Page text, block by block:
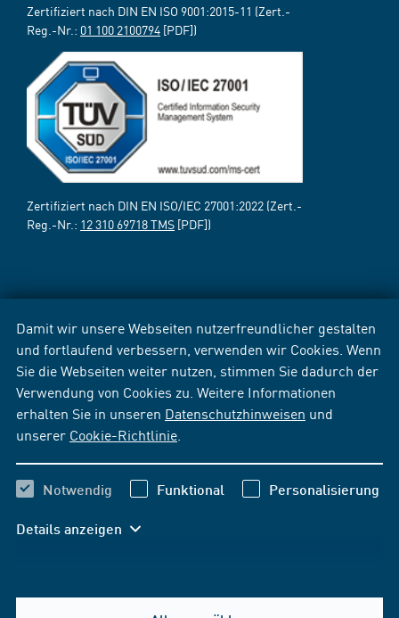
Damit wir unsere Webseiten nutzerfreundlicher gestalten
und fortlaufend verbessern, verwenden wir Cookies. Wenn
Sie die Webseiten weiter nutzen, stimmen Sie dadurch der
Verwendung von Cookies zu. Weitere Informationen
erhalten Sie in unseren Datenschutzhinweisen und
unserer Cookie-Richtlinie
Notwendig Funktional Personalisierung
Details anzeigen
Zertifiziert nach DIN EN ISO 9001:2015-11 (Zert.-
Reg.-Nr.: 01 100 2100794 [PDF])
Zertifiziert nach DIN EN ISO/IEC 27001:2022 (Zert.-
Reg.-Nr.: 12 310 69718 TMS [PDF])